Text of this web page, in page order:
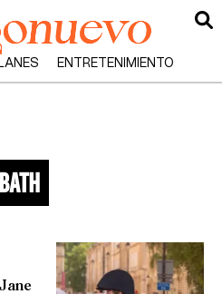
ENTRETENIMIENTO
bath